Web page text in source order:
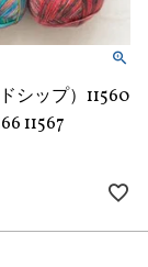
シップ）11560
11567